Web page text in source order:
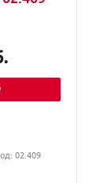
02.409